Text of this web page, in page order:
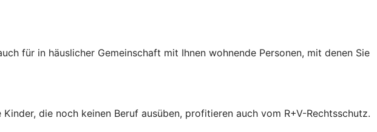
für in häuslicher Gemeinschaft mit Ihnen wohnende Personen, mit denen Sie
die noch keinen Beruf ausüben, profitieren auch vom R+V-Rechtsschutz.